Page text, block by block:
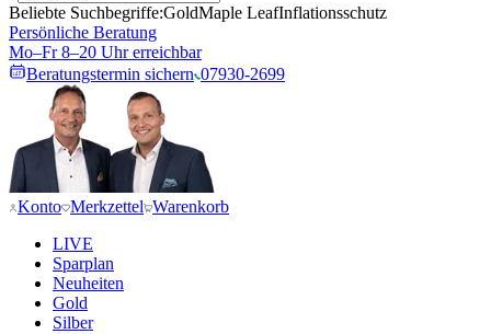
Beliebte Suchbegriffe:GoldMaple LeafInflationsschutz
Persönliche Beratung
Mo–Fr 8–20 Uhr erreichbar
Beratungstermin sichern 07930-2699
Konto Merkzettel Warenkorb
LIVE
Sparplan
Neuheiten
Gold
Silber